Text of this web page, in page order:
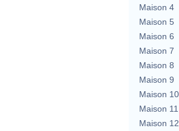
Maison 4
Maison 5
Maison 6
Maison 7
Maison 8
Maison 9
Maison 10
Maison 11
Maison 12